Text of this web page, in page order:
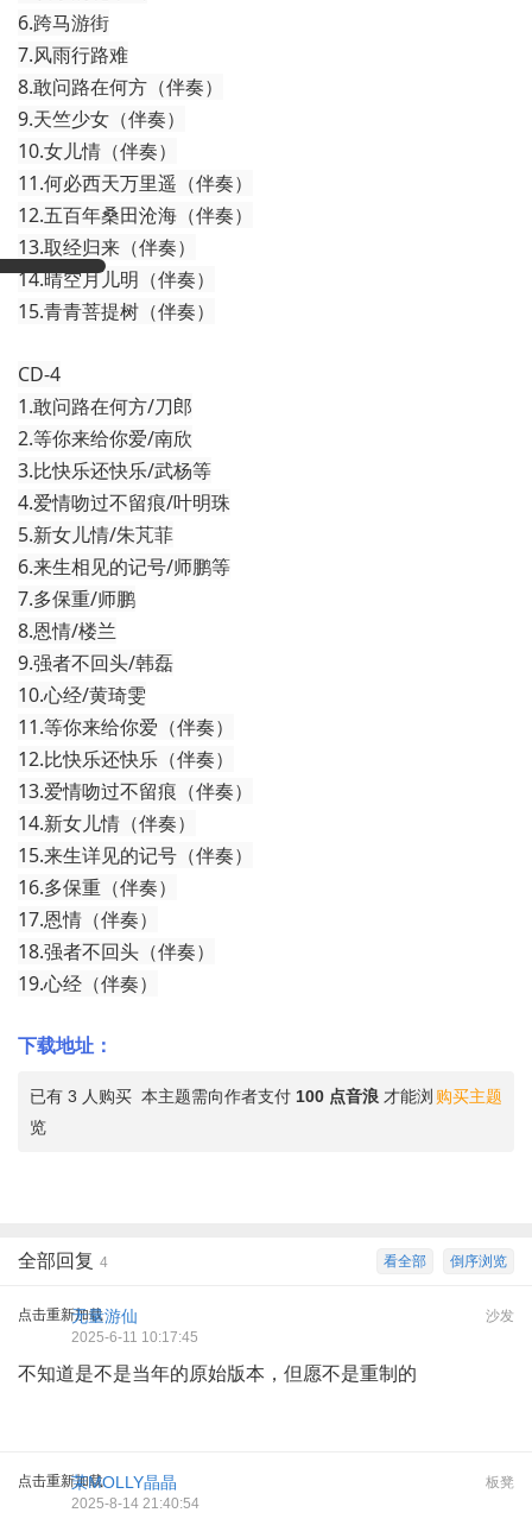
6.跨马游街
7.风雨行路难
8.敢问路在何方（伴奏）
9.天竺少女（伴奏）
10.女儿情（伴奏）
11.何必西天万里遥（伴奏）
12.五百年桑田沧海（伴奏）
13.取经归来（伴奏）
14.晴空月儿明（伴奏）
15.青青菩提树（伴奏）
CD-4
1.敢问路在何方/刀郎
2.等你来给你爱/南欣
3.比快乐还快乐/武杨等
4.爱情吻过不留痕/叶明珠
5.新女儿情/朱芃菲
6.来生相见的记号/师鹏等
7.多保重/师鹏
8.恩情/楼兰
9.强者不回头/韩磊
10.心经/黄琦雯
11.等你来给你爱（伴奏）
12.比快乐还快乐（伴奏）
13.爱情吻过不留痕（伴奏）
14.新女儿情（伴奏）
15.来生详见的记号（伴奏）
16.多保重（伴奏）
17.恩情（伴奏）
18.强者不回头（伴奏）
19.心经（伴奏）
下载地址：
购买主题
已有 3 人购买 本主题需向作者支付 100 点音浪 才能浏
览
倒序浏览
看全部
全部回复 4
点击重新加载 沙发
无量游仙
2025-6-11 10:17:45
不知道是不是当年的原始版本，但愿不是重制的
点击重新加载 板凳
茉MOLLY晶晶
2025-8-14 21:40:54